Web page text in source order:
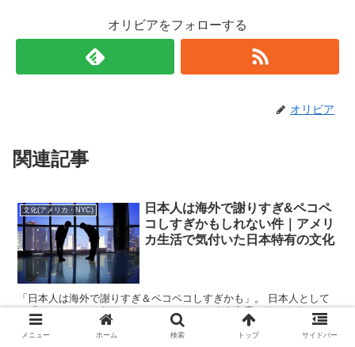
オリビアをフォローする
オリビア
関連記事
文化(アメリカ・NYC)
日本人は海外で謝りすぎ&ペコペ
コしすぎかもしれない件｜アメリ
カ生活で気付いた日本特有の文化
「日本人は海外で謝りすぎ＆ペコペコしすぎかも」。 日本人として
は「ペコペコって何よ！」とムッとしてしまう文章かもしれません
が、誤解のないように言わせてください。 私は日本人の謙虚さもお
辞儀の文化も大好きです。だから日本の文化を...
メニュー ホーム 検索 トップ サイドバー